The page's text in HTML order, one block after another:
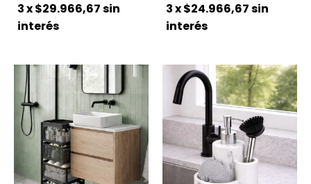
3x$29.966,67sin
interés
3x$24.966,67sin
interés